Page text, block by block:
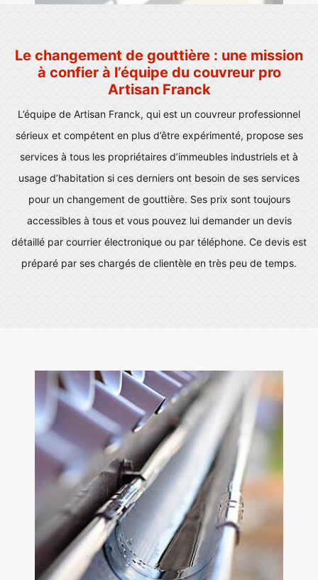
Le changement de gouttière : une mission
à confier à l’équipe du couvreur pro
Artisan Franck
L’équipe de Artisan Franck, qui est un couvreur professionnel
sérieux et compétent en plus d’être expérimenté, propose ses
services à tous les propriétaires d’immeubles industriels et à
usage d’habitation si ces derniers ont besoin de ses services
pour un changement de gouttière. Ses prix sont toujours
accessibles à tous et vous pouvez lui demander un devis
détaillé par courrier électronique ou par téléphone. Ce devis est
préparé par ses chargés de clientèle en très peu de temps.